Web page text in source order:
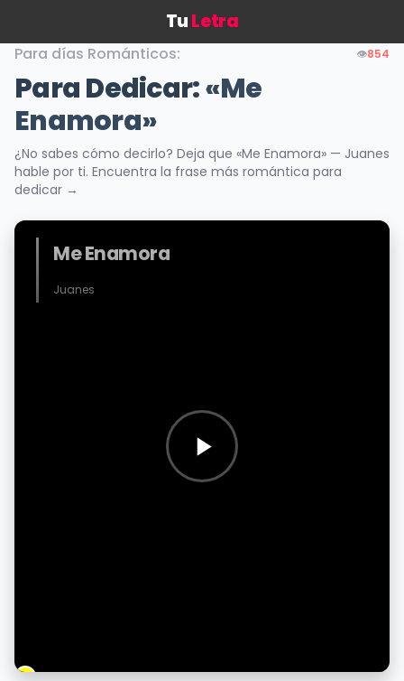
TuLetra
Para días Románticos: 👁️854
Para Dedicar:«Me
Enamora»
¿No sabes cómo decirlo? Deja que «Me Enamora» — Juanes
hable por ti. Encuentra la frase más romántica para
dedicar →
Me Enamora
Juanes